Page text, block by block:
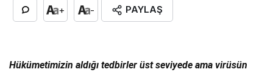
+ - PAYLAŞ
Hükümetimizin aldığı tedbirler üst seviyede ama virüsün